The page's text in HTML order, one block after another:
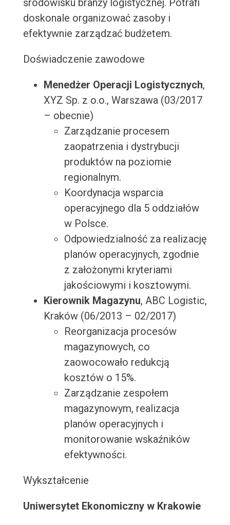
środowisku branży logistycznej. Potrafi
doskonale organizować zasoby i
efektywnie zarządzać budżetem.
Doświadczenie zawodowe
Menedżer Operacji Logistycznych,
XYZ Sp. z o.o., Warszawa (03/2017
– obecnie)
Zarządzanie procesem
zaopatrzenia i dystrybucji
produktów na poziomie
regionalnym.
Koordynacja wsparcia
operacyjnego dla 5 oddziałów
w Polsce.
Odpowiedzialność za realizację
planów operacyjnych, zgodnie
z założonymi kryteriami
jakościowymi i kosztowymi.
Kierownik Magazynu, ABC Logistic,
Kraków (06/2013 – 02/2017)
Reorganizacja procesów
magazynowych, co
zaowocowało redukcją
kosztów o 15%.
Zarządzanie zespołem
magazynowym, realizacja
planów operacyjnych i
monitorowanie wskaźników
efektywności.
Wykształcenie
Uniwersytet Ekonomiczny w Krakowie